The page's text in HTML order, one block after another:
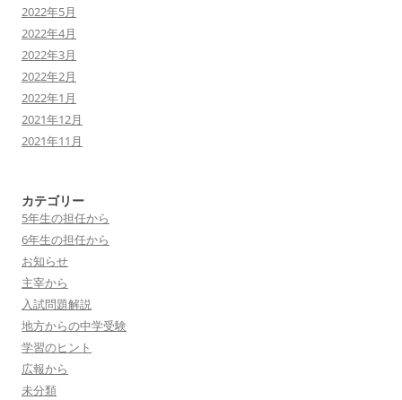
2022年5月
2022年4月
2022年3月
2022年2月
2022年1月
2021年12月
2021年11月
カテゴリー
5年生の担任から
6年生の担任から
お知らせ
主宰から
入試問題解説
地方からの中学受験
学習のヒント
広報から
未分類